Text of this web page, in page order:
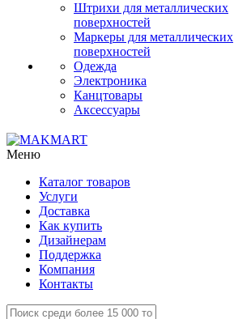
Штрихи для металлических
поверхностей
Маркеры для металлических
поверхностей
Одежда
Электроника
Канцтовары
Аксессуары
Меню
Каталог товаров
Услуги
Доставка
Как купить
Дизайнерам
Поддержка
Компания
Контакты